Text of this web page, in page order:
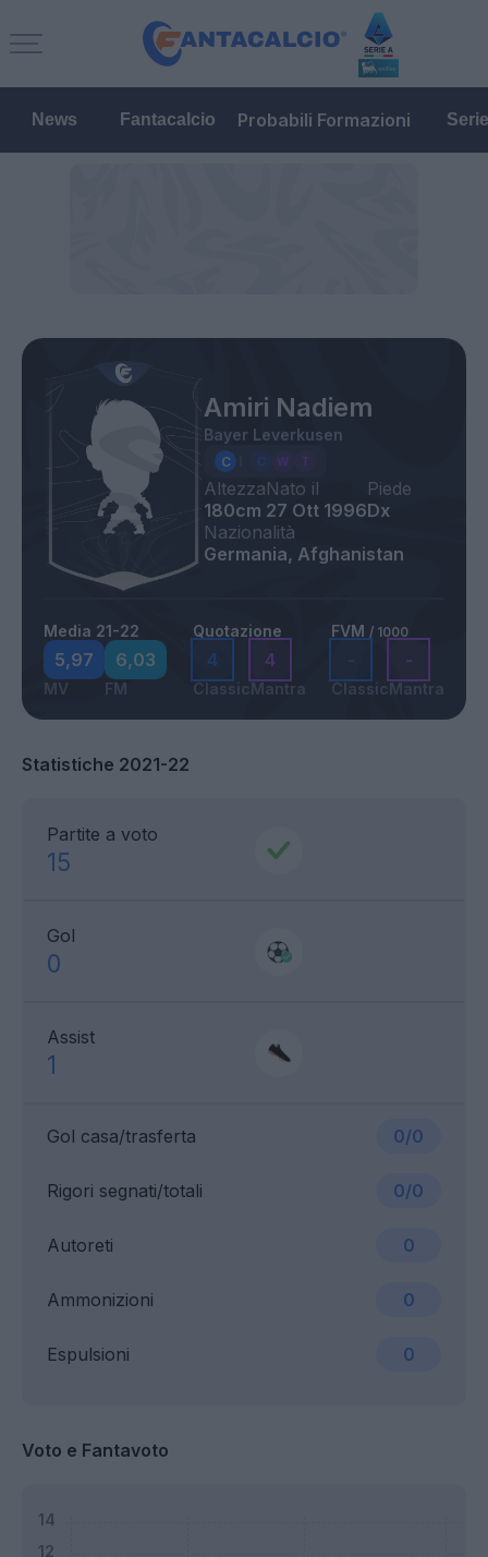
News Fantacalcio Probabili Formazioni
Amiri Nadiem
Bayer Leverkusen
Altezza
180cm
Nato il
27 Ott 1996
Piede
Dx
Nazionalità
Germania, Afghanistan
Media 21-22
5,97
MV
6,03
FM
Quotazione
4
Classic
4
Mantra
FVM / 1000
-
Classic
-
Mantra
Statistiche 2021-22
Partite a voto
15
Gol
0
Assist
1
Gol casa/trasferta 0/0
Ammonizioni 0
Rigori segnati/totali 0/0
Espulsioni 0
Autoreti 0
Voto e Fantavoto